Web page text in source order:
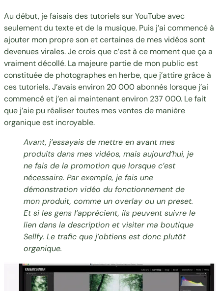
Au début, je faisais des tutoriels sur YouTube avec
seulement du texte et de la musique. Puis j’ai commencé à
ajouter mon propre son et certaines de mes vidéos sont
devenues virales. Je crois que c’est à ce moment que ça a
vraiment décollé. La majeure partie de mon public est
constituée de photographes en herbe, que j’attire grâce à
ces tutoriels. J’avais environ 20 000 abonnés lorsque j’ai
commencé et j’en ai maintenant environ 237 000. Le fait
que j’aie pu réaliser toutes mes ventes de manière
organique est incroyable.
Avant, j’essayais de mettre en avant mes
produits dans mes vidéos, mais aujourd’hui, je
ne fais de la promotion que lorsque c’est
nécessaire. Par exemple, je fais une
démonstration vidéo du fonctionnement de
mon produit, comme un overlay ou un preset.
Et si les gens l’apprécient, ils peuvent suivre le
lien dans la description et visiter ma boutique
Sellfy. Le trafic que j’obtiens est donc plutôt
organique.